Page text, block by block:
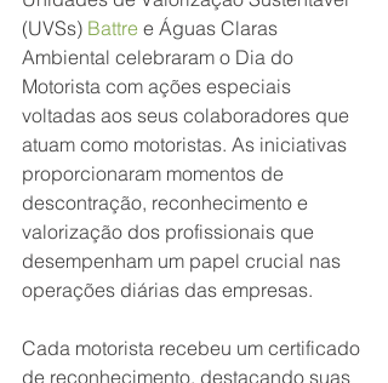
(UVSs) Battre e Águas Claras
Ambiental celebraram o Dia do
Motorista com ações especiais
voltadas aos seus colaboradores que
atuam como motoristas. As iniciativas
proporcionaram momentos de
descontração, reconhecimento e
valorização dos profissionais que
desempenham um papel crucial nas
operações diárias das empresas.
Cada motorista recebeu um certificado
de reconhecimento, destacando suas